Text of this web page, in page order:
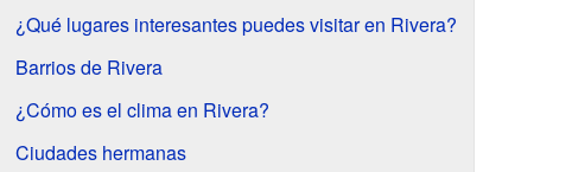
¿Qué lugares interesantes puedes visitar en Rivera?
Barrios de Rivera
¿Cómo es el clima en Rivera?
Ciudades hermanas